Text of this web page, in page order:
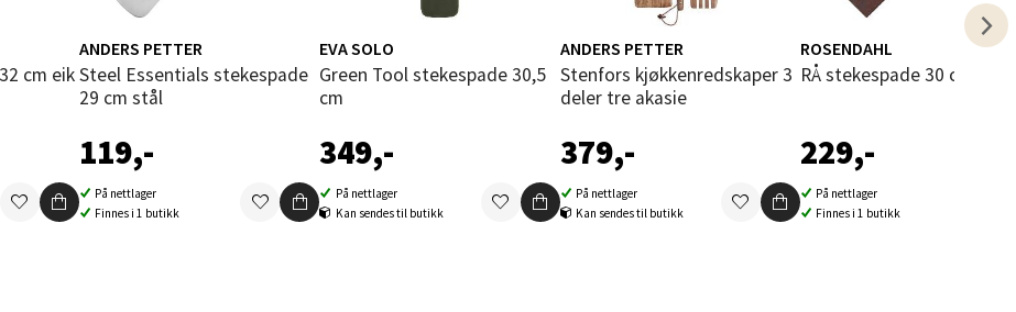
cm eik
ANDERS PETTER
Steel Essentials stekespade
29 cm stål
119,-
På nettlager
Finnes i 1 butikk
EVA SOLO
Green Tool stekespade 30,5
cm
349,-
På nettlager
Kan sendes til butikk
ANDERS PETTER
Stenfors kjøkkenredskaper 3
deler tre akasie
379,-
På nettlager
Kan sendes til butikk
ROSENDAHL
RÅ stekespade 30 cm brun
229,-
På nettlager
Finnes i 1 butikk
1, 8514 Narvik
i dag 10-20
Velg